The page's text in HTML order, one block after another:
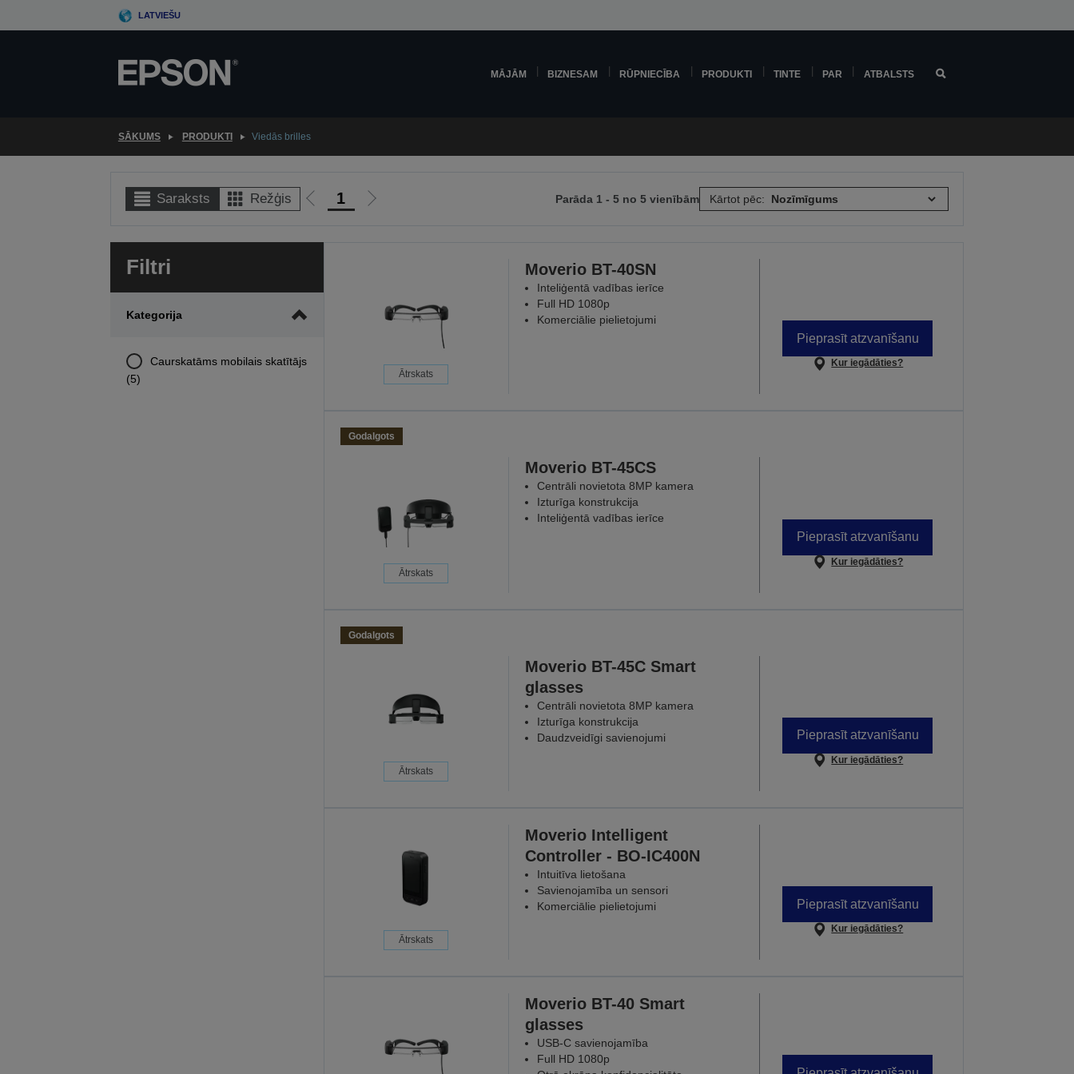
to
LATVIEŠU
MĀJĀM BIZNESAM RŪPNIECĪBA PRODUKTI TINTE PAR ATBALSTS
SĀKUMS PRODUKTI Viedās brilles
Saraksts Režģis
Iet
iepriekšējo
1
Iet
Parāda 1 - 5 no 5 vienībām Kārtot pēc:
Filtri
Kategorija
Caurskatāms mobilais skatītājs
(5)
Ātrskats
Moverio BT-40SN
Inteliģentā vadības ierīce
Full HD 1080p
Komerciālie pielietojumi
Pieprasīt atzvanīšanu
Kur iegādāties?
Godalgots
Ātrskats
Moverio BT-45CS
Centrāli novietota 8MP kamera
Izturīga konstrukcija
Inteliģentā vadības ierīce
Pieprasīt atzvanīšanu
Kur iegādāties?
Godalgots
Ātrskats
Moverio BT-45C Smart
glasses
Centrāli novietota 8MP kamera
Izturīga konstrukcija
Daudzveidīgi savienojumi
Pieprasīt atzvanīšanu
Kur iegādāties?
Ātrskats
Moverio Intelligent
Controller - BO-IC400N
Intuitīva lietošana
Savienojamība un sensori
Komerciālie pielietojumi
Pieprasīt atzvanīšanu
Kur iegādāties?
Moverio BT-40 Smart
glasses
USB-C savienojamība
Full HD 1080p